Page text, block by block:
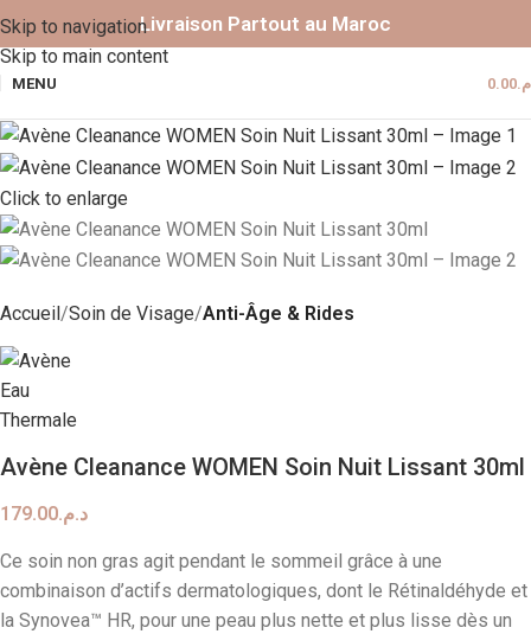
Skip to navigation
Skip to main content
Livraison Partout au Maroc
MENU 0.00
Click to enlarge
Accueil Soin de Visage Anti-Âge & Rides
Avène Cleanance WOMEN Soin Nuit Lissant 30ml
د.م.179.00
Ce soin non gras agit pendant le sommeil grâce à une
combinaison d’actifs dermatologiques, dont le Rétinaldéhyde et
la Synovea™ HR, pour une peau plus nette et plus lisse dès un